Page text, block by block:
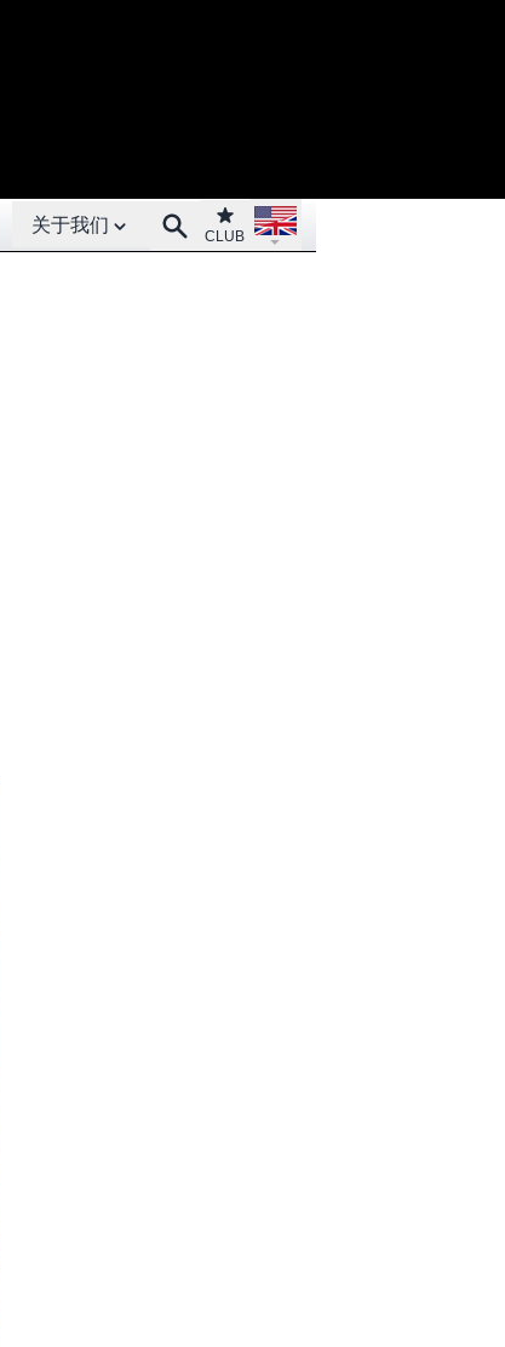
Open About menu
关于我们 SearchClub
CLUB
Open language menu